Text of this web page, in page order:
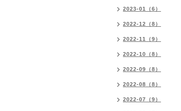
2023-01（6）
2022-12（8）
2022-11（9）
2022-10（8）
2022-09（8）
2022-08（8）
2022-07（9）